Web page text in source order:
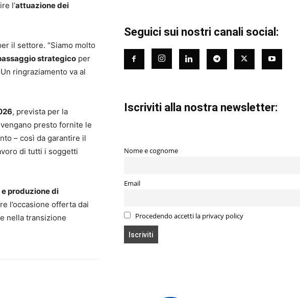
l’attuazione dei
il settore. “Siamo molto
strategico per
ringraziamento va al
, prevista per la
presto fornite le
– così da garantire il
di tutti i soggetti
produzione di
l’occasione offerta dai
nella transizione
Seguici sui nostri canali social:
Iscriviti alla nostra newsletter:
Nome e cognome
Email
Procedendo accetti la privacy policy